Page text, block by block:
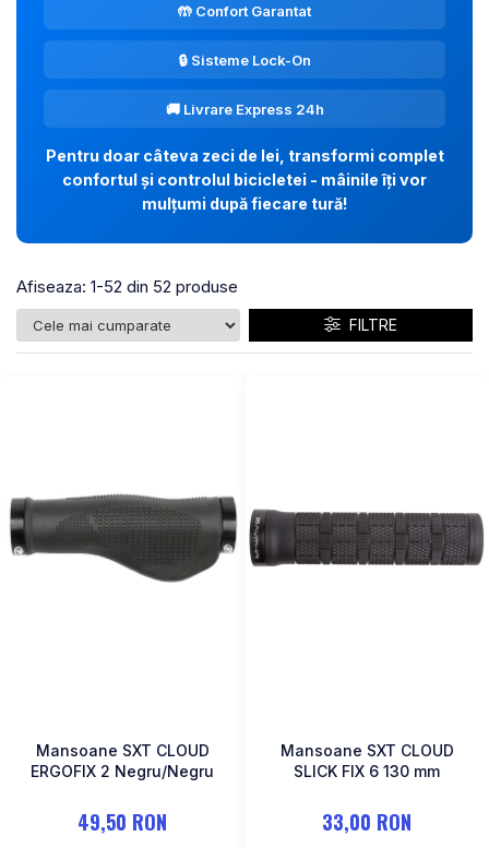
🤲 Confort Garantat
🔒 Sisteme Lock-On
🚚 Livrare Express 24h
Pentru doar câteva zeci de lei, transformi complet
confortul și controlul bicicletei - mâinile îți vor
mulțumi după fiecare tură!
Afiseaza: 1-52 din 52 produse
FILTRE
Mansoane SXT CLOUD
ERGOFIX 2 Negru/Negru
49,50 RON
Mansoane SXT CLOUD
SLICK FIX 6 130 mm
33,00 RON